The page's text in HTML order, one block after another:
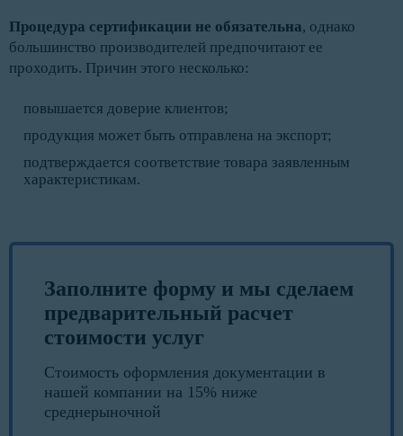
Процедура сертификации не обязательна, однако
большинство производителей предпочитают ее
проходить. Причин этого несколько:
повышается доверие клиентов;
продукция может быть отправлена на экспорт;
подтверждается соответствие товара заявленным
характеристикам.
Заполните форму и мы сделаем
предварительный расчет
стоимости услуг
Стоимость оформления документации в
нашей компании на 15% ниже
среднерыночной